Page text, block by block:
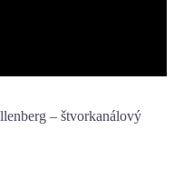
– štvorkanálový